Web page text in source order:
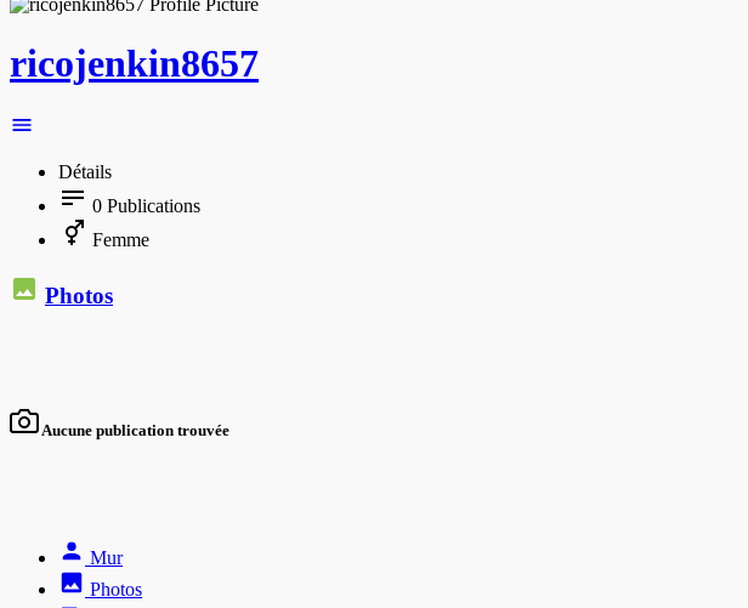
ricojenkin8657
Détails
0 Publications
Femme
Photos
Aucune publication trouvée
Mur
Photos